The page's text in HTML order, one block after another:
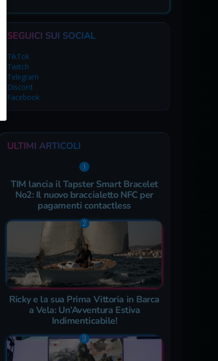
SEGUICI SUI SOCIAL
TikTok
Twitch
Telegram
Discord
Facebook
ULTIMI ARTICOLI
TIM lancia il Tapster Smart Bracelet
No2: Il nuovo braccialetto NFC per
pagamenti contactless
Ricky e la sua Prima Vittoria in Barca
a Vela: Un’Avventura Estiva
Indimenticabile!